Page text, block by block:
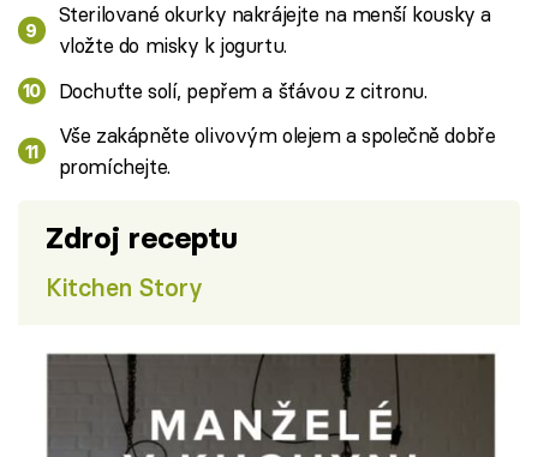
Sterilované okurky nakrájejte na menší kousky a
vložte do misky k jogurtu.
Dochuťte solí, pepřem a šťávou z citronu.
Vše zakápněte olivovým olejem a společně dobře
promíchejte.
Zdroj receptu
Kitchen Story